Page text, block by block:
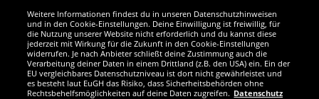
Werde SportSpar-Fan!
Weitere Informationen findest du in unseren Datenschutzhinweisen
und in den Cookie-Einstellungen. Deine Einwilligung ist freiwillig, für
die Nutzung unserer Website nicht erforderlich und du kannst diese
jederzeit mit Wirkung für die Zukunft in den Cookie-Einstellungen
widerrufen. Je nach Anbieter schließt deine Zustimmung auch die
Verarbeitung deiner Daten in einem Drittland (z.B. den USA) ein. Ein der
EU vergleichbares Datenschutzniveau ist dort nicht gewährleistet und
es besteht laut EuGH das Risiko, dass Sicherheitsbehörden ohne
Rechtsbehelfsmöglichkeiten auf deine Daten zugreifen. Datenschutz